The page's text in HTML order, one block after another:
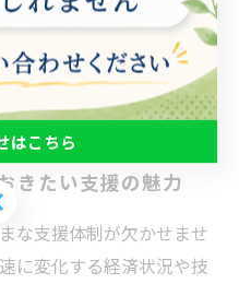
がら、自分らしい成長を
ます。自己成長を促すた
が鍵です。
きたい支援の魅力
な支援体制が欠かせませ
に変化する経済状況や技
はこちら
はこちら